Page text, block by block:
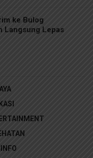
ke Bulog
Langsung Lepas